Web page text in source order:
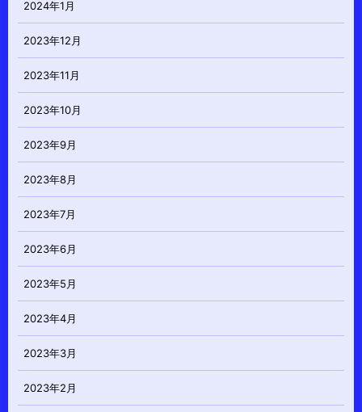
2024年1月
2023年12月
2023年11月
2023年10月
2023年9月
2023年8月
2023年7月
2023年6月
2023年5月
2023年4月
2023年3月
2023年2月